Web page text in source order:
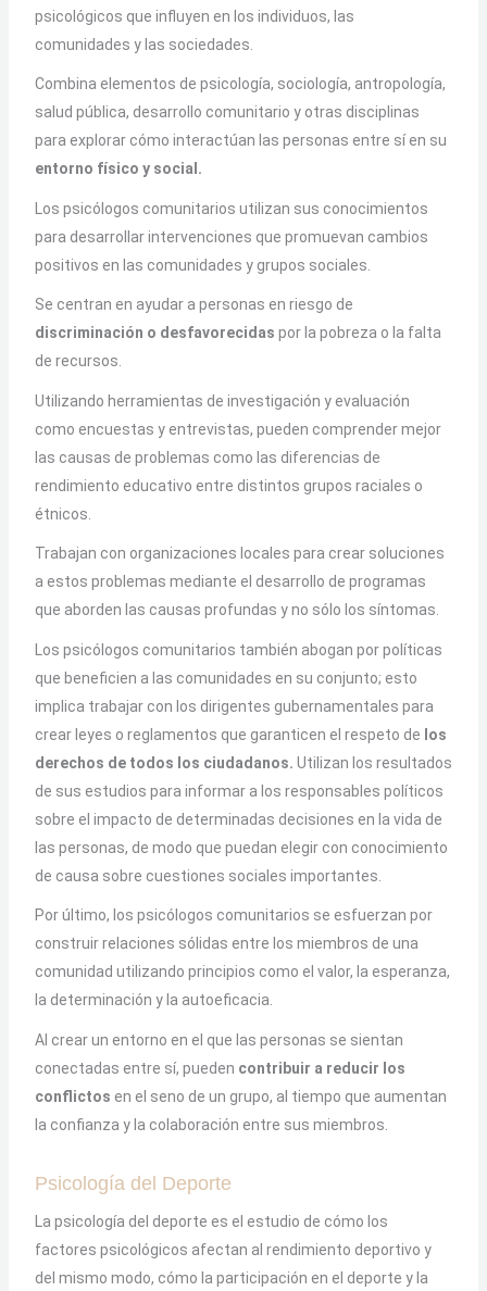
psicológicos que influyen en los individuos, las
comunidades y las sociedades.
Combina elementos de psicología, sociología, antropología,
salud pública, desarrollo comunitario y otras disciplinas
para explorar cómo interactúan las personas entre sí en su
entorno físico y social.
Los psicólogos comunitarios utilizan sus conocimientos
para desarrollar intervenciones que promuevan cambios
positivos en las comunidades y grupos sociales.
Se centran en ayudar a personas en riesgo de
discriminación o desfavorecidas por la pobreza o la falta
de recursos.
Utilizando herramientas de investigación y evaluación
como encuestas y entrevistas, pueden comprender mejor
las causas de problemas como las diferencias de
rendimiento educativo entre distintos grupos raciales o
étnicos.
Trabajan con organizaciones locales para crear soluciones
a estos problemas mediante el desarrollo de programas
que aborden las causas profundas y no sólo los síntomas.
Los psicólogos comunitarios también abogan por políticas
que beneficien a las comunidades en su conjunto; esto
implica trabajar con los dirigentes gubernamentales para
crear leyes o reglamentos que garanticen el respeto de los
derechos de todos los ciudadanos. Utilizan los resultados
de sus estudios para informar a los responsables políticos
sobre el impacto de determinadas decisiones en la vida de
las personas, de modo que puedan elegir con conocimiento
de causa sobre cuestiones sociales importantes.
Por último, los psicólogos comunitarios se esfuerzan por
construir relaciones sólidas entre los miembros de una
comunidad utilizando principios como el valor, la esperanza,
la determinación y la autoeficacia.
Al crear un entorno en el que las personas se sientan
conectadas entre sí, pueden contribuir a reducir los
conflictos en el seno de un grupo, al tiempo que aumentan
la confianza y la colaboración entre sus miembros.
Psicología del Deporte
La psicología del deporte es el estudio de cómo los
factores psicológicos afectan al rendimiento deportivo y
del mismo modo, cómo la participación en el deporte y la